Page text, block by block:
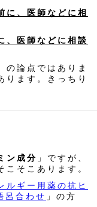
に、医師などに相
、医師などに相談
論点ではありま
ります。きっちり
ン成分 」ですが、
こそこあります。
ルギー用薬の抗ヒ
呂合わせ 」の方